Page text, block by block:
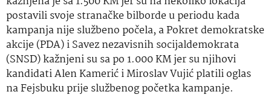
postavili svoje stranačke bilborde u periodu kada
kampanja nije službeno počela, a Pokret demokratske
akcije (PDA) i Savez nezavisnih socijaldemokrata
(SNSD) kažnjeni su sa po 1.000 KM jer su njihovi
kandidati Alen Kamerić i Miroslav Vujić platili oglas
na Fejsbuku prije službenog početka kampanje.